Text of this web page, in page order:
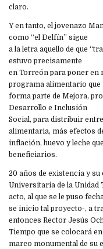
claro.
Y en tanto, el jovenazo
como “el Delfín” sigue
a la letra aquello de que
estuvo precisamente
en Torreón para poner en
programa alimentario que
forma parte de Mejora,
Desarrollo e Inclusión
Social, para distribuir
alimentaria, más efectos
inflación, huevo y leche
beneficiarios.
20 años de existencia y
Universitaria de la Unidad
acto, al que se le puso
se inicio tal proyecto-, a
entonces Rector Jesús
Tiempo que se colocará
marco monumental de su